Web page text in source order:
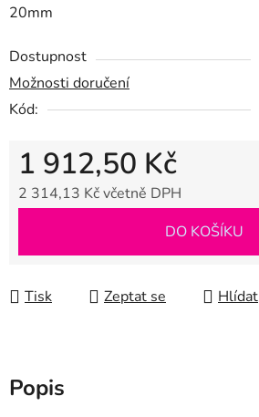
20mm
Dostupnost
Možnosti doručení
Kód:
1 912,50 Kč
2 314,13 Kč včetně DPH
DO KOŠÍKU
Tisk Zeptat se Hlídat
Popis